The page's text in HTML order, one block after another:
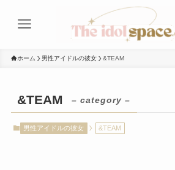
ホーム 男性アイドルの彼女 &TEAM
&TEAM – category –
男性アイドルの彼女 &TEAM